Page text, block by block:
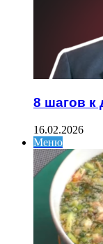
8 шагов к
16.02.2026
Меню